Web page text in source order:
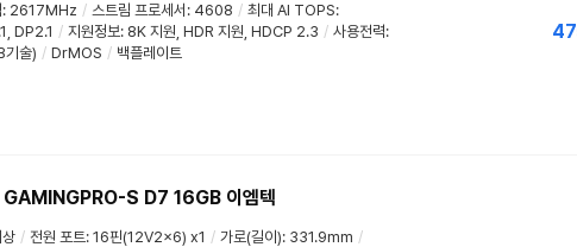
: 2617MHz / 스트림 프로세서 : 4608 / 최대 AI TOPS:
DP2.1 / 지원정보: 8K 지원 HDR 지원 HDCP 2.3 / 사용전력:
술) / DrMOS / 백플레이트
S D7 16GB 이엠텍
/ 전원 포트: 16핀(12V2x6) x1 / 가로(길이): 331.9mm /